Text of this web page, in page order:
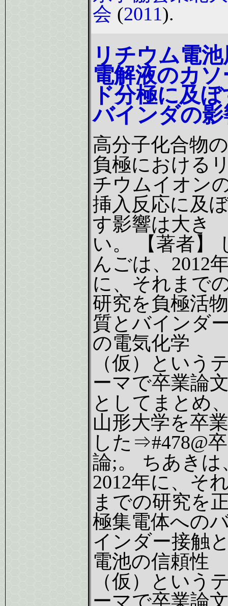
会 (2011).
リチウム電
電解液のカソ
ド分極に及
バインダの影
高分子化合物の
負極における
チウムイオン
挿入反応に及
す影響は大き
い。 【著者】
んごは、2012
に、それまで
研究を負極活物
質とバインダ
の電気化学
（仮）という
ーマで卒業論
としてまとめ
山形大学を卒業
した⇒#478@卒
論;。 ちあきは
2012年に、そ
までの研究を
極集電体への
インダー接触
電池の信頼性
（仮）という
ーマで卒業論